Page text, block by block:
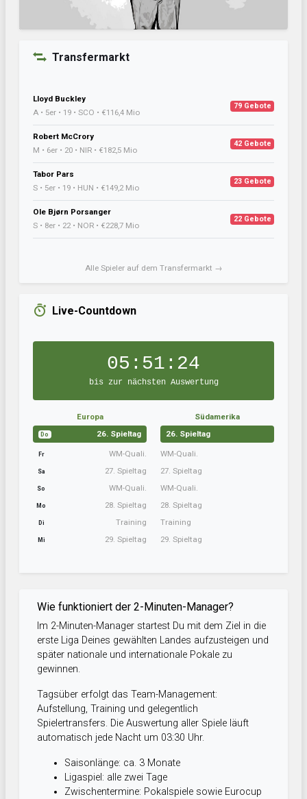
Transfermarkt
Lloyd Buckley
A • 5er • 19 • SCO • €116,4 Mio
79 Gebote
Robert McCrory
M • 6er • 20 • NIR • €182,5 Mio
42 Gebote
Tabor Pars
S • 5er • 19 • HUN • €149,2 Mio
23 Gebote
Ole Bjørn Porsanger
S • 8er • 22 • NOR • €228,7 Mio
22 Gebote
Alle Spieler auf dem Transfermarkt →
Live-Countdown
05:51:23
bis zur nächsten Auswertung
Europa
Do 26. Spieltag
Fr WM-Quali.
Sa 27. Spieltag
So WM-Quali.
Mo 28. Spieltag
Di Training
Mi 29. Spieltag
Südamerika
26. Spieltag
WM-Quali.
27. Spieltag
WM-Quali.
28. Spieltag
Training
29. Spieltag
Wie funktioniert der 2-Minuten-Manager?
Im 2-Minuten-Manager startest Du mit dem Ziel in die
erste Liga Deines gewählten Landes aufzusteigen und
später nationale und internationale Pokale zu
gewinnen.
Tagsüber erfolgt das Team-Management:
Aufstellung, Training und gelegentlich
Spielertransfers. Die Auswertung aller Spiele läuft
automatisch jede Nacht um 03:30 Uhr.
Saisonlänge: ca. 3 Monate
Ligaspiel: alle zwei Tage
Zwischentermine: Pokalspiele sowie Eurocup